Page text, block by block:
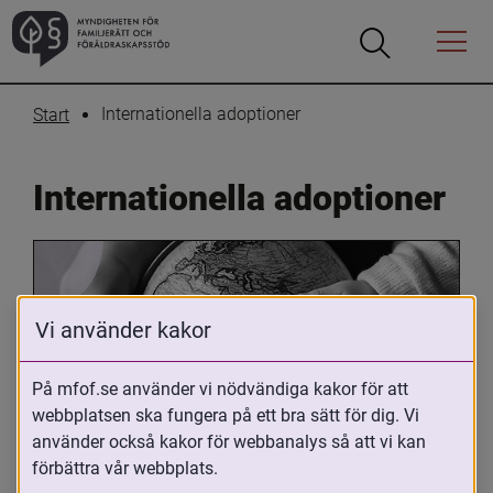
Öppna
Öppna
Menyn
Start Internationella adoptioner
Internationella adoptioner
Oavsett om du är adopterad,
adoptivförälder eller arbetar med
Vi använder kakor
På mfof.se använder vi nödvändiga kakor för att
webbplatsen ska fungera på ett bra sätt för dig. Vi
använder också kakor för webbanalys så att vi kan
förbättra vår webbplats.